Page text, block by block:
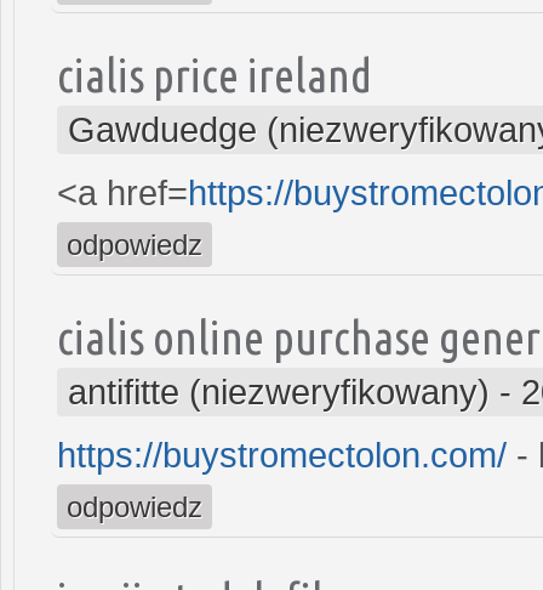
cialis price ireland
Gawduedge
<a href=https://
odpowiedz
cialis online purchase
antifitte (niezweryfikowany) -
https://buystromectolon.com/ -
odpowiedz